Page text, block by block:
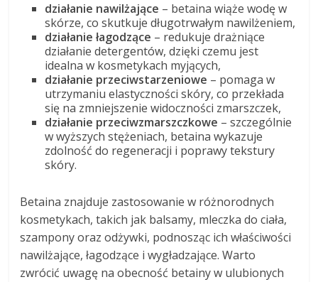
działanie nawilżające – betaina wiąże wodę w
skórze, co skutkuje długotrwałym nawilżeniem,
działanie łagodzące – redukuje drażniące
działanie detergentów, dzięki czemu jest
idealna w kosmetykach myjących,
działanie przeciwstarzeniowe – pomaga w
utrzymaniu elastyczności skóry, co przekłada
się na zmniejszenie widoczności zmarszczek,
działanie przeciwzmarszczkowe – szczególnie
w wyższych stężeniach, betaina wykazuje
zdolność do regeneracji i poprawy tekstury
skóry.
Betaina znajduje zastosowanie w różnorodnych
kosmetykach, takich jak balsamy, mleczka do ciała,
szampony oraz odżywki, podnosząc ich właściwości
nawilżające, łagodzące i wygładzające. Warto
zwrócić uwagę na obecność betainy w ulubionych